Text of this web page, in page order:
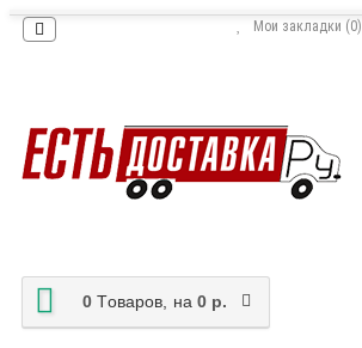
Мои закладки (0)
0 Tоваров, на 0 р.